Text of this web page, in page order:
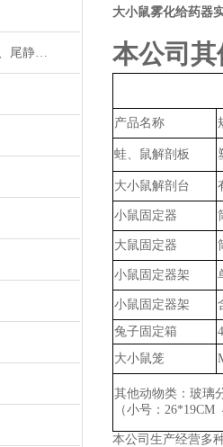
可视大鼠尾注射固定器、尾静脉注射
大小鼠雾化给药器
本公司
产品名称
蛙、鼠解剖板
大小鼠解剖台
小鼠固定器
大鼠固定器
小鼠固定器架
小鼠固定器架
兔子固定箱
大小鼠笼
其他动物类：玻璃
（小号： 26*19CM
本公司生产经营多